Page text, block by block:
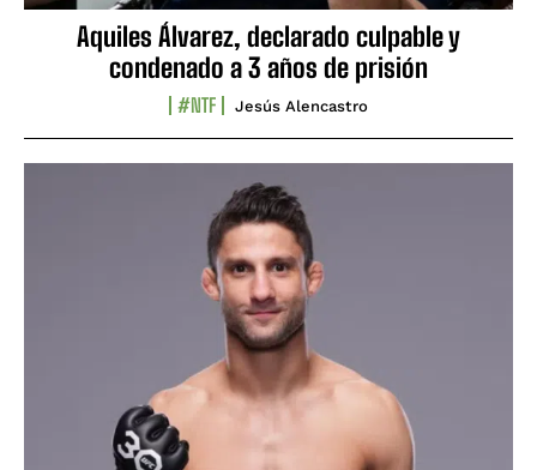
Aquiles Álvarez, declarado culpable y
condenado a 3 años de prisión
#NTF Jesús Alencastro